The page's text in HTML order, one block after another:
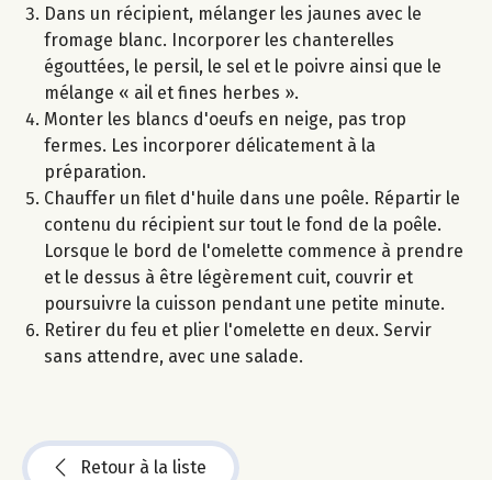
Dans un récipient, mélanger les jaunes avec le
fromage blanc. Incorporer les chanterelles
égouttées, le persil, le sel et le poivre ainsi que le
mélange « ail et fines herbes ».
Monter les blancs d'oeufs en neige, pas trop
fermes. Les incorporer délicatement à la
préparation.
Chauffer un filet d'huile dans une poêle. Répartir le
contenu du récipient sur tout le fond de la poêle.
Lorsque le bord de l'omelette commence à prendre
et le dessus à être légèrement cuit, couvrir et
poursuivre la cuisson pendant une petite minute.
Retirer du feu et plier l'omelette en deux. Servir
sans attendre, avec une salade.
Retour à la liste